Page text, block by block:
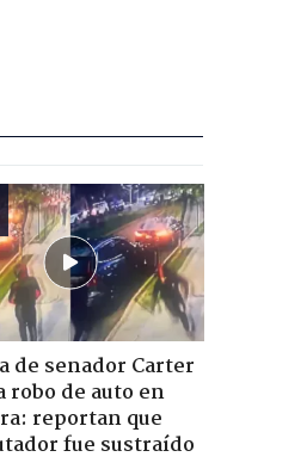
de senador Carter
de auto en
reportan que
fue sustraído